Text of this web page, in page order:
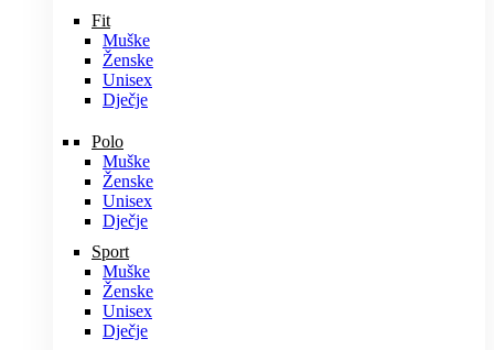
Fit
Muške
Ženske
Unisex
Dječje
Polo
Muške
Ženske
Unisex
Dječje
Sport
Muške
Ženske
Unisex
Dječje